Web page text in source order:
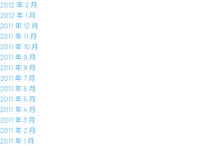
2012 年 2 月
2012 年 1 月
2011 年 12 月
2011 年 11 月
2011 年 10 月
2011 年 9 月
2011 年 8 月
2011 年 7 月
2011 年 6 月
2011 年 5 月
2011 年 4 月
2011 年 3 月
2011 年 2 月
2011 年 1 月